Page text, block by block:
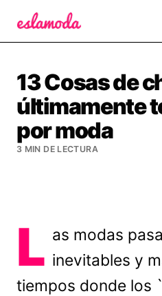
13 Cosas de
últimamente
por moda
3 MIN DE LECTURA
L as modas
inevitables y
tiempos donde los